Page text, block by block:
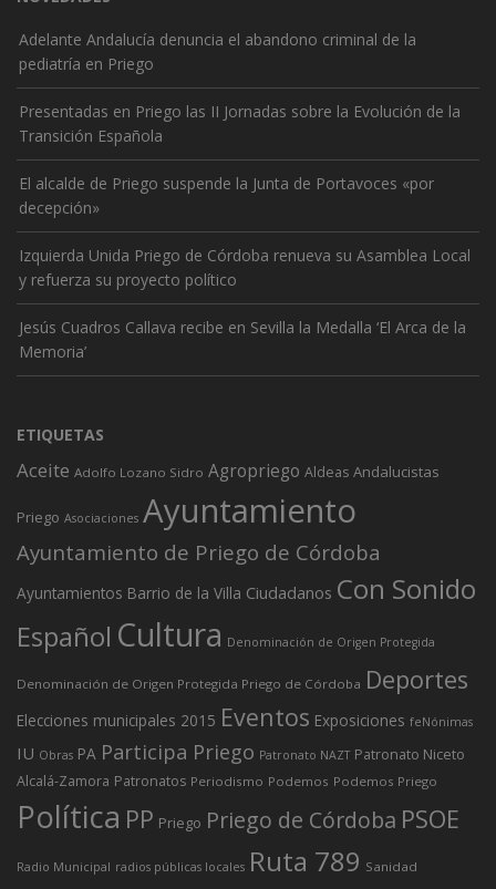
Adelante Andalucía denuncia el abandono criminal de la
pediatría en Priego
Presentadas en Priego las II Jornadas sobre la Evolución de la
Transición Española
El alcalde de Priego suspende la Junta de Portavoces «por
decepción»
Izquierda Unida Priego de Córdoba renueva su Asamblea Local
y refuerza su proyecto político
Jesús Cuadros Callava recibe en Sevilla la Medalla ‘El Arca de la
Memoria’
ETIQUETAS
Aceite Adolfo Lozano Sidro Agropriego Aldeas Andalucistas
Priego Asociaciones Ayuntamiento
Ayuntamiento de Priego de Córdoba
Ayuntamientos Barrio de la Villa Ciudadanos Con Sonido
Español Cultura Denominación de Origen Protegida
Denominación de Origen Protegida Priego de Córdoba Deportes
Elecciones municipales 2015 Eventos Exposiciones feNónimas
IU Obras PA Participa Priego Patronato NAZT Patronato Niceto
Alcalá-Zamora Patronatos Periodismo Podemos Podemos Priego
Política PP Priego Priego de Córdoba PSOE
Radio Municipal radios públicas locales Ruta 789 Sanidad